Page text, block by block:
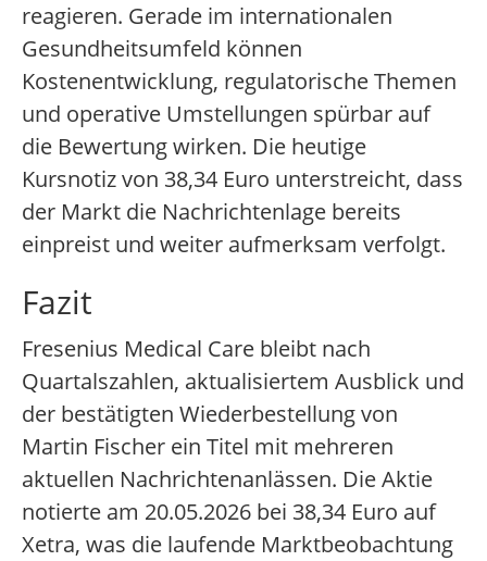
reagieren. Gerade im internationalen
Gesundheitsumfeld können
Kostenentwicklung, regulatorische Themen
und operative Umstellungen spürbar auf
die Bewertung wirken. Die heutige
Kursnotiz von 38,34 Euro unterstreicht, dass
der Markt die Nachrichtenlage bereits
einpreist und weiter aufmerksam verfolgt.
Fazit
Fresenius Medical Care bleibt nach
Quartalszahlen, aktualisiertem Ausblick und
der bestätigten Wiederbestellung von
Martin Fischer ein Titel mit mehreren
aktuellen Nachrichtenanlässen. Die Aktie
notierte am 20.05.2026 bei 38,34 Euro auf
Xetra, was die laufende Marktbeobachtung